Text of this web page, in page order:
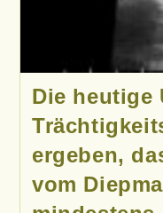
Die heutige
ergeben,
vom